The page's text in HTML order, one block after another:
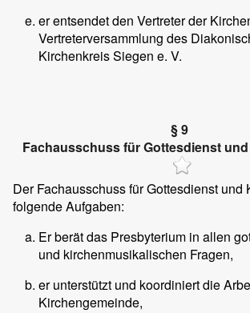
er entsendet den Vertreter der
Vertreterversammlung des
Kirchenkreis Siegen e. V.
§ 9
Fachausschuss für Gottesdienst
Der Fachausschuss für Gottesdienst und
folgende Aufgaben:
Er berät das Presbyterium in allen
und kirchenmusikalischen Fragen,
er unterstützt und koordiniert die
Kirchengemeinde,